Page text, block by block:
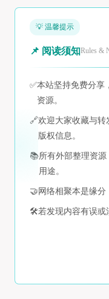
💡 温馨提示
📌 阅读须知Rules &
✅本站坚持免费分享
资源。
🔗欢迎大家收藏与转
版权信息。
📚所有外部整理资
用途。
🤝 网络相聚本是缘分
🛠️若发现内容有误或